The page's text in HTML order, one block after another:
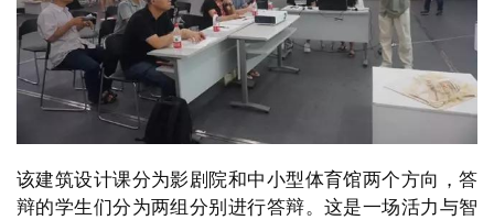
该建筑设计课分为影剧院和中小型体育馆两个方向，答
辩的学生们分为两组分别进行答辩。这是一场活力与智